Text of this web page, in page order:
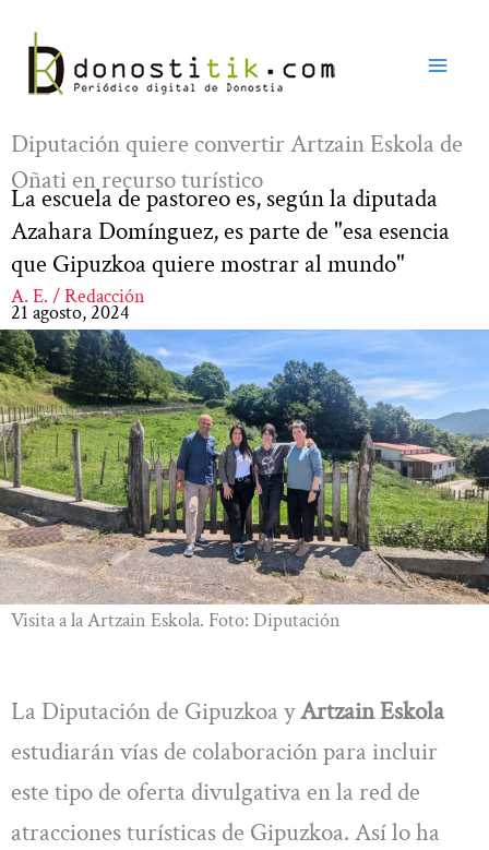
contenido
Diputación quiere convertir Artzain Eskola de
Oñati en recurso turístico
La escuela de pastoreo es, según la diputada
Azahara Domínguez, es parte de "esa esencia
que Gipuzkoa quiere mostrar al mundo"
A. E. / Redacción
21 agosto, 2024
Visita a la Artzain Eskola. Foto: Diputación
La Diputación de Gipuzkoa yArtzain Eskola
estudiarán vías de colaboración para incluir
este tipo de oferta divulgativa en la red de
atracciones turísticas de Gipuzkoa. Así lo ha